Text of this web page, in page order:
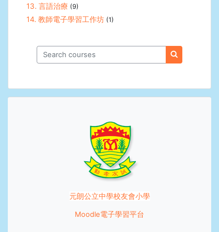
13. 言語治療 (9)
14. 教師電子學習工作坊 (1)
Search courses
Search
元朗公立中學校友會小學
Moodle電子學習平台